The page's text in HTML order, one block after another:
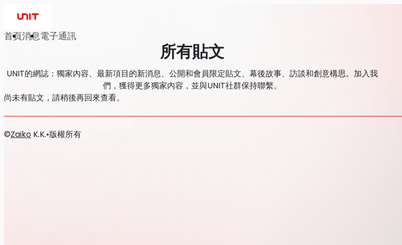
首頁消息電子通訊
所有貼文
UNIT的網誌：獨家內容、最新項目的新消息、公開和會員限定貼文、幕後故事、訪談和創意構思。加入我
們，獲得更多獨家內容，並與UNIT社群保持聯繫。
尚未有貼文，請稍後再回來查看。
©Zaiko K.K.•版權所有